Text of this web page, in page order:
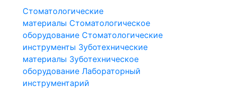
Стоматологические
материалы Стоматологическое
оборудование Стоматологические
инструменты Зуботехнические
материалы Зуботехническое
оборудование Лабораторный
инструментарий